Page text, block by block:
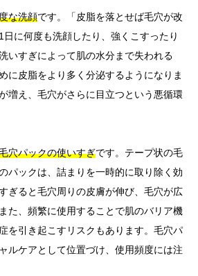
な洗顔です。「皮脂を落とせば毛穴が改
に何度も洗顔したり、強くこすったり
いすぎによって肌の水分まで失われる
に皮脂をより多く分泌するようになりま
増え、毛穴がさらに目立つという悪循環
穴パックの使いすぎです。テープ状の毛
パックは、詰まりを一時的に取り除く効
ぎると毛穴周りの皮膚が伸び、毛穴が広
た、頻繁に使用することで肌のバリア機
を引き起こすリスクもあります。毛穴パ
ルケアとして位置づけ、使用頻度には注